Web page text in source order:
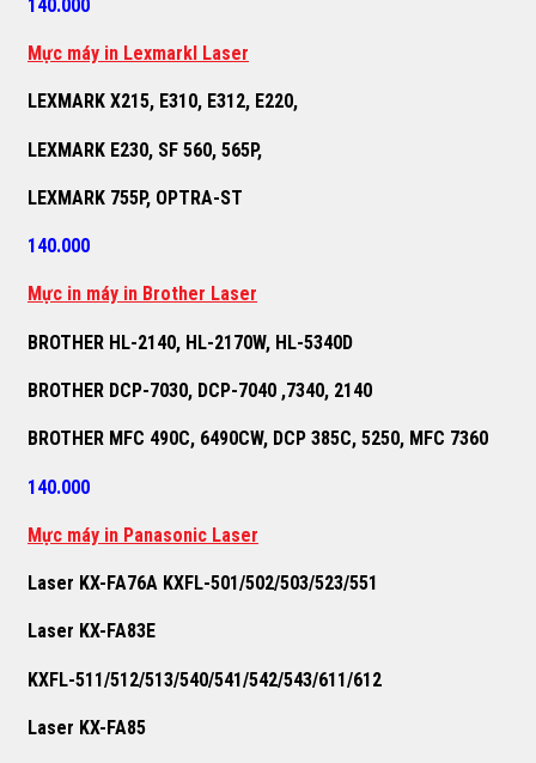
140.000
Mực máy in Lexmarkl Laser
LEXMARK X215, E310, E312, E220,
LEXMARK E230, SF 560, 565P,
LEXMARK 755P, OPTRA-ST
140.000
Mực in máy in Brother Laser
BROTHER HL-2140, HL-2170W, HL-5340D
BROTHER DCP-7030, DCP-7040 ,7340, 2140
BROTHER MFC 490C, 6490CW, DCP 385C, 5250, MFC 7360
140.000
Mực máy in Panasonic Laser
Laser KX-FA76A KXFL-501/502/503/523/551
Laser KX-FA83E
KXFL-511/512/513/540/541/542/543/611/612
Laser KX-FA85